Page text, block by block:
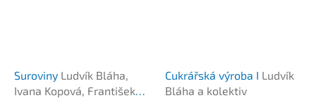
Suroviny Ludvík Bláha,
Ivana Kopová, František
Cukrářská výroba I Ludvík
Bláha a kolektiv